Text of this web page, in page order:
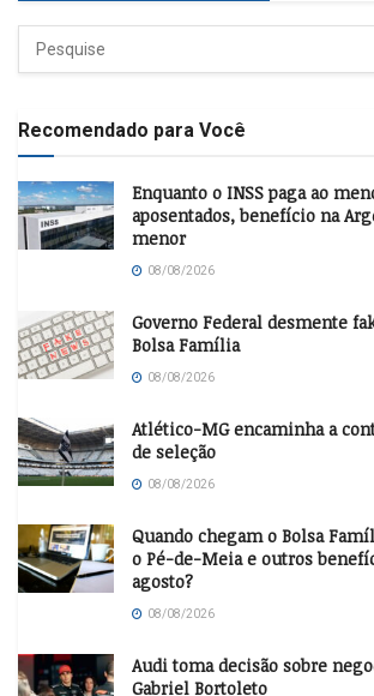
Recomendado para Você
Enquanto o INSS paga ao
aposentados, benefício na
menor
08/08/2026
Governo Federal desmente
Bolsa Família
08/08/2026
Atlético-MG encaminha a
de seleção
08/08/2026
Quando chegam o Bolsa
o Pé-de-Meia e outros
agosto?
08/08/2026
Audi toma decisão sobre
Gabriel Bortoleto